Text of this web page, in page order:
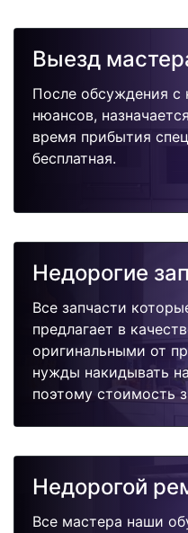
Выезд
После обсуждения
нюансов,
время прибытия
бесплатная.
Недорогие
Все запчасти
предлагает в
оригинальными от
нужды накидывать
поэтому стоимость
Недорогой
Все мастера наши